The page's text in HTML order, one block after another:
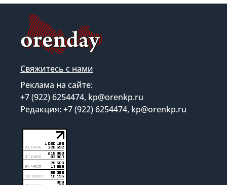
Свяжитесь с нами
Реклама на сайте:
+7 (922) 6254474, kp@orenkp.ru
Редакция: +7 (922) 6254474, kp@orenkp.ru